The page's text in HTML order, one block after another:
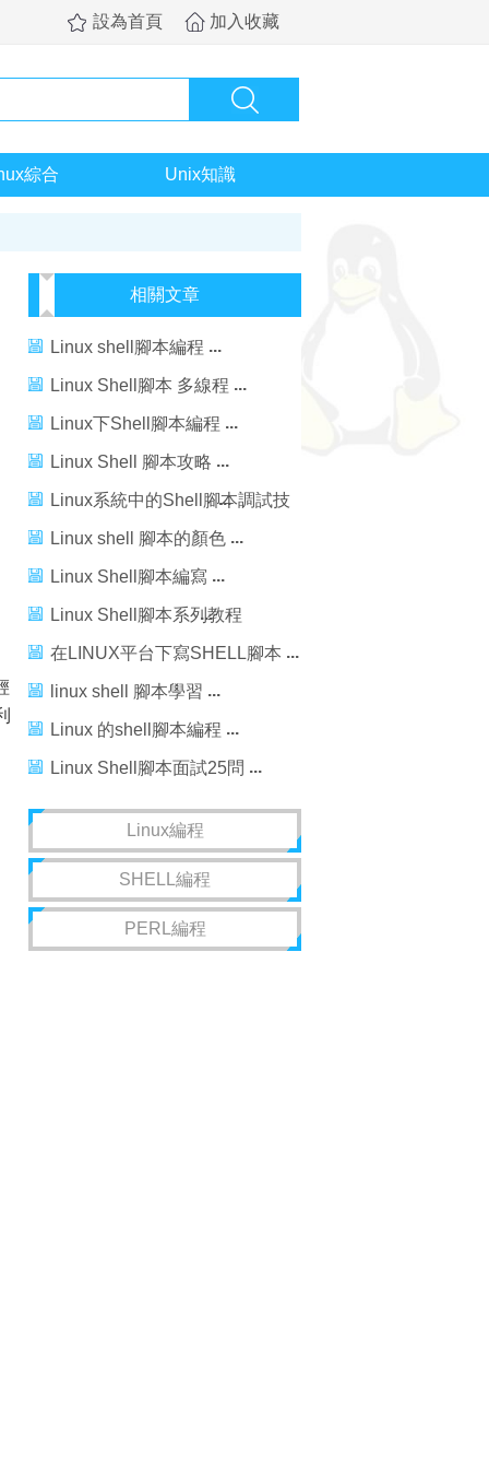
設為首頁 加入收藏
綜合 Unix知識
相關文章
Linux shell腳本編程
Linux Shell腳本 多線程
Linux下Shell腳本編程
Linux Shell 腳本攻略
Linux系統中的Shell腳本調試技
術（shell 腳本必看）
Linux shell 腳本的顏色
Linux Shell腳本編寫
Linux Shell腳本系列教程
（一）：Shell入門
在LINUX平台下寫SHELL腳本
linux shell 腳本學習
Linux 的shell腳本編程
Linux Shell腳本面試25問
Linux編程
SHELL編程
PERL編程